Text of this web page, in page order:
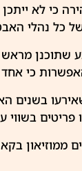
כי לא
כל נהלי
שתוכנן
כי אחד
בשנים
בשווי